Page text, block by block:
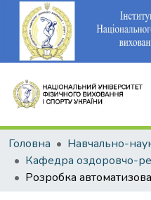
Головна